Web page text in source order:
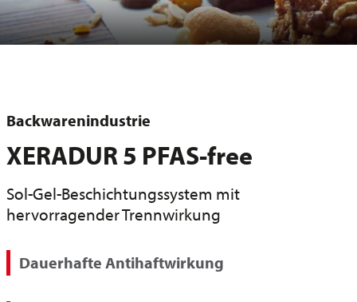
Backwarenindustrie
XERADUR 5 PFAS-free
Sol-Gel-Beschichtungssystem mit
hervorragender Trennwirkung
Dauerhafte Antihaftwirkung